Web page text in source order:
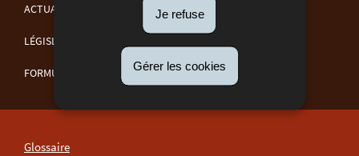
Je refuse
Gérer les cookies
ACTUALITÉS
LÉGISLATION
FORMULAIRES
Glossaire